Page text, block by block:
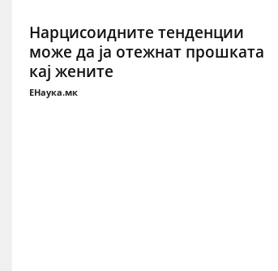
Нарцисоидните тенденции
може да ја отежнат прошката
кај жените
ЕНаука.мк